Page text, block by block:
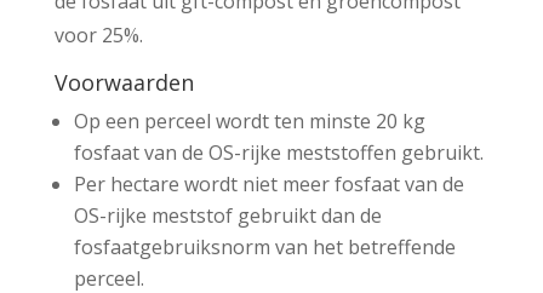
voor 25%.
Voorwaarden
Op een perceel wordt ten minste 20 kg
fosfaat van de OS-rijke meststoffen gebruikt.
Per hectare wordt niet meer fosfaat van de
OS-rijke meststof gebruikt dan de
fosfaatgebruiksnorm van het betreffende
perceel.